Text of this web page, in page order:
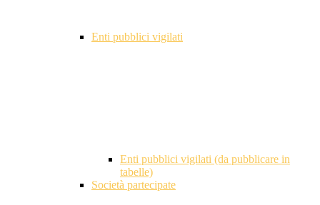
Enti pubblici vigilati
Enti pubblici vigilati (da pubblicare in
tabelle)
Società partecipate